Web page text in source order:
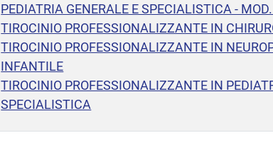
PEDIATRIA GENERALE E SPECIALISTICA -
TIROCINIO PROFESSIONALIZZANTE IN
TIROCINIO PROFESSIONALIZZANTE IN
INFANTILE
TIROCINIO PROFESSIONALIZZANTE IN
SPECIALISTICA